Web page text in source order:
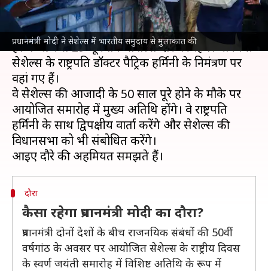
प्रधानमंत्री मोदी ने सेशेल्स में भारतीय समुदाय से मुलाकात की
क्या है खबर?
प्रधानमंत्रीनरेंद्र मोदी3 दिवसीय दौरे परसेशेल्सपहुंच गए
हैं। वे आज से 29 जून तक सेशेल्स दौरे पर रहेंगे। प्रधानमंत्री
सेशेल्स के राष्ट्रपति डॉक्टर पैट्रिक हर्मिनी के निमंत्रण पर
वहां गए हैं।
वे सेशेल्स की आजादी के 50 साल पूरे होने के मौके पर
आयोजित समारोह में मुख्य अतिथि होंगे। वे राष्ट्रपति
हर्मिनी के साथ द्विपक्षीय वार्ता करेंगे और सेशेल्स की
विधानसभा को भी संबोधित करेंगे।
दौरा
कैसा रहेगा प्रधानमंत्री मोदी का दौरा?
प्रधानमंत्री दोनों देशों के बीच राजनयिक संबंधों की 50वीं
वर्षगांठ के अवसर पर आयोजित सेशेल्स के राष्ट्रीय दिवस
के स्वर्ण जयंती समारोह में विशिष्ट अतिथि के रूप में